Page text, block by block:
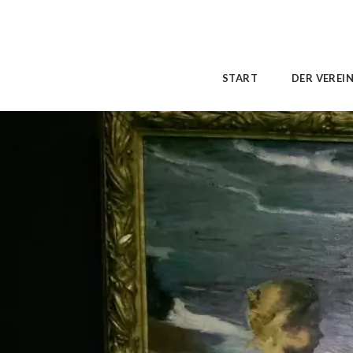
START DER VEREIN